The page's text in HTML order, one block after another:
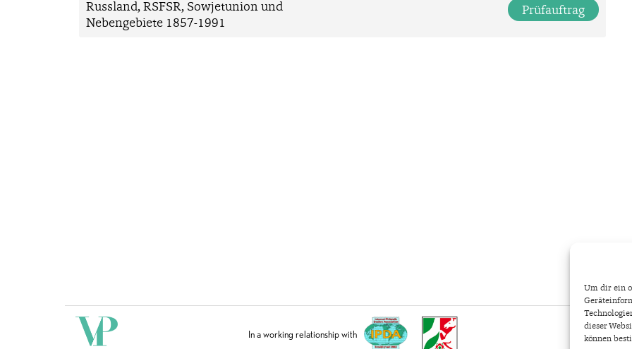
Um dir ein
dieser
können
Russland, RSFSR, Sowjetunion und
Nebengebiete 1857-1991
Prüfauftrag
In a working relationship with